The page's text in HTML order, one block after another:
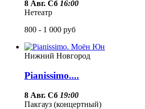
8 Авг. Сб 16:00
Нетеатр
800 - 1 000 руб
Нижний Новгород
Pianissimo....
8 Авг. Сб 19:00
Пакгауз (концертный)